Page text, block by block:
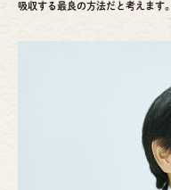
吸収する最良の方法だと考えます。